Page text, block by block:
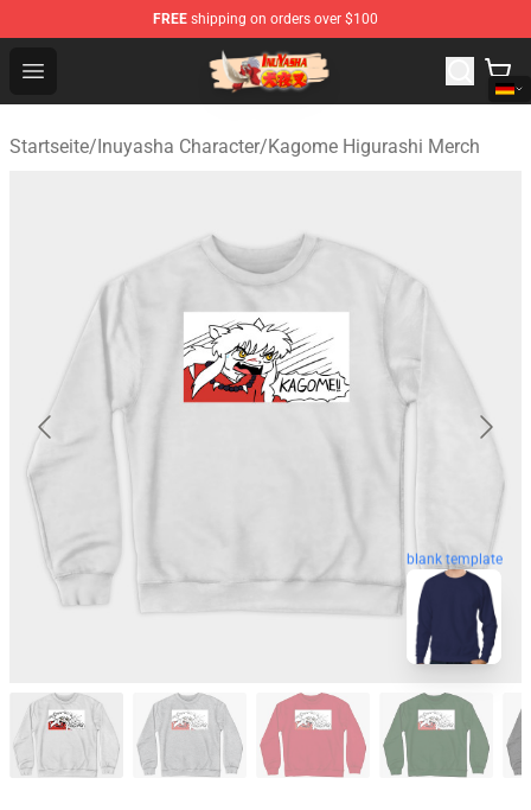
FREE shipping on orders over $100
Open menu
Inuyasha Store - Official Inuyasha Merchandise Shop
Startseite/Inuyasha Character/Kagome Higurashi Merch
blank template